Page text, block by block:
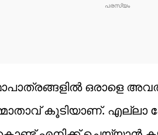
ഒരാളെ
കൂടിയാണ്. എല്ലാ